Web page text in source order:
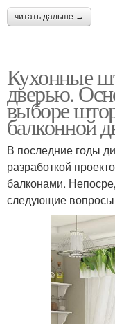
читать дальше →
Кухонные
дверью.
выборе
балконной
В последние годы
разработкой
балконами.
следующие